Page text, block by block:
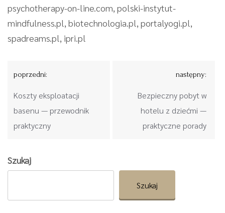
psychotherapy-on-line.com, polski-instytut-
mindfulness.pl, biotechnologia.pl, portalyogi.pl,
spadreams.pl, ipri.pl
Nawigacja
poprzedni:
Koszty eksploatacji
basenu — przewodnik
praktyczny
następny:
Bezpieczny pobyt w
hotelu z dziećmi —
praktyczne porady
Szukaj
Szukaj